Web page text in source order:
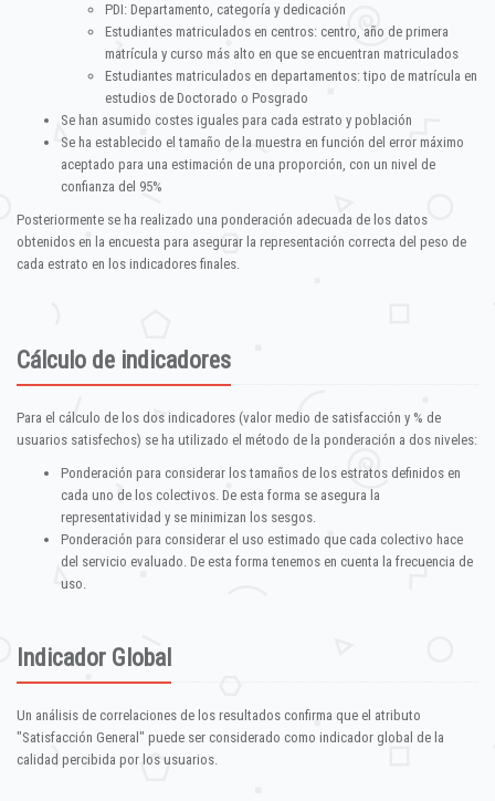
PDI: Departamento, categoría y dedicación
Estudiantes matriculados en centros: centro, año de primera
matrícula y curso más alto en que se encuentran matriculados
Estudiantes matriculados en departamentos: tipo de matrícula en
estudios de Doctorado o Posgrado
Se han asumido costes iguales para cada estrato y población
Se ha establecido el tamaño de la muestra en función del error máximo
aceptado para una estimación de una proporción, con un nivel de
confianza del 95%
Posteriormente se ha realizado una ponderación adecuada de los datos
obtenidos en la encuesta para asegurar la representación correcta del peso de
cada estrato en los indicadores finales.
Cálculo de indicadores
Para el cálculo de los dos indicadores (valor medio de satisfacción y % de
usuarios satisfechos) se ha utilizado el método de la ponderación a dos niveles:
Ponderación para considerar los tamaños de los estratos definidos en
cada uno de los colectivos. De esta forma se asegura la
representatividad y se minimizan los sesgos.
Ponderación para considerar el uso estimado que cada colectivo hace
del servicio evaluado. De esta forma tenemos en cuenta la frecuencia de
uso.
Indicador Global
Un análisis de correlaciones de los resultados confirma que el atributo
"Satisfacción General" puede ser considerado como indicador global de la
calidad percibida por los usuarios.